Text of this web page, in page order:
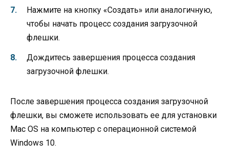
Нажмите на кнопку «Создать» или аналогичную,
чтобы начать процесс создания загрузочной
флешки.
Дождитесь завершения процесса создания
загрузочной флешки.
После завершения процесса создания загрузочной
флешки, вы сможете использовать ее для установки
Mac OS на компьютер с операционной системой
Windows 10.